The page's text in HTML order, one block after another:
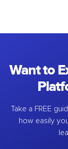
Want to
Take a FREE
how easily